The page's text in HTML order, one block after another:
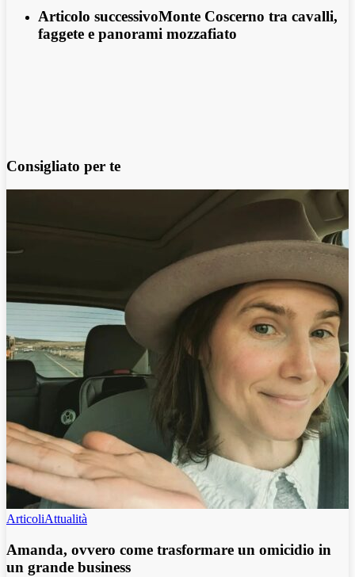
Articolo successivoMonte Coscerno tra cavalli,
faggete e panorami mozzafiato
Consigliato per te
ArticoliAttualità
Amanda, ovvero come trasformare un omicidio in
un grande business